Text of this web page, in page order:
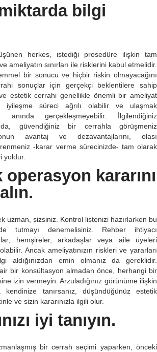
bilgi
herkes, istediği prosedüre ilişkin tam
ameliyatın sınırları ile risklerini kabul etmelidir.
bir sonucu ve hiçbir riskin olmayacağını
sonuçlar için gerçekçi beklentilere sahip
estetik cerrahi genellikle önemli bir ameliyat
iyileşme süreci ağrılı olabilir ve ulaşmak
anında gerçekleşmeyebilir. İlgilendiğiniz
güvendiğiniz bir cerrahla görüşmeniz
avantaj ve dezavantajlarını, olası
-karar verme sürecinizde- tam olarak
yoldur.
kararını
uzman, sizsiniz. Kontrol listenizi hazırlarken bu
tutmayı denemelisiniz. Rehber ihtiyacı
hemşireler, arkadaşlar veya aile üyeleri
Ancak ameliyatınızın riskleri ve yararları
aldığınızdan emin olmanız da gereklidir.
bir konsültasyon almadan önce, herhangi bir
izin vermeyin. Arzuladığınız görünüme ilişkin
kendinize tanırsanız, düşündüğünüz estetik
ve sizin kararınızla ilgili olur.
iyi tanıyın.
bir cerrah seçimi yaparken, önceki